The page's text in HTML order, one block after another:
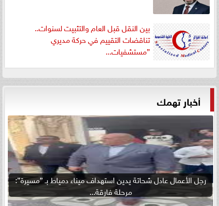
بين النقل قبل العام والتثبيت لسنوات..
تناقضات التقييم في حركة مديري
”مستشفيات...
أخبار تهمك
رجل الأعمال عادل شحاتة يدين استهداف ميناء دمياط بـ ”مسيرة”:
مرحلة فارقة...